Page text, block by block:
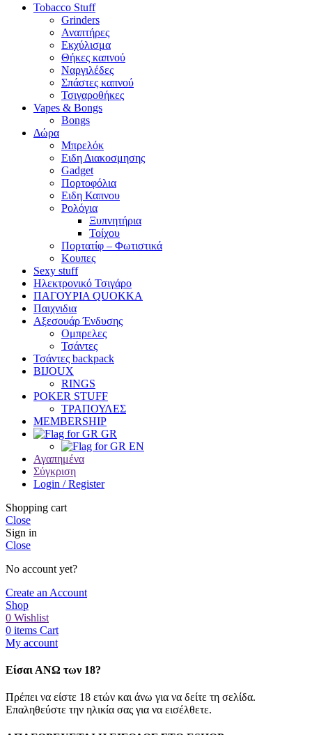
Tobacco Stuff
Grinders
Αναπτήρες
Εκχύλισμα
Θήκες καπνού
Ναργιλέδες
Σπάστες καπνού
Τσιγαροθήκες
Vapes & Bongs
Bongs
Δώρα
Μπρελόκ
Eιδη Διακοσμησης
Gadget
Πορτοφόλια
Ειδη Καπνου
Ρολόγια
Ξυπνητήρια
Τοίχου
Πορτατίφ – Φωτιστικά
Κουπες
Sexy stuff
Ηλεκτρονικό Τσιγάρο
ΠΑΓΟΥΡΙΑ QUOKKA
Παιχνιδια
Αξεσουάρ Ένδυσης
Oμπρελες
Τσάντες
Τσάντες backpack
BIJOUX
RINGS
POKER STUFF
ΤΡΑΠΟΥΛΕΣ
MEMBERSHIP
GR
EN
Αγαπημένα
Σύγκριση
Login / Register
Shopping cart
Close
Sign in
Close
No account yet?
Create an Account
Shop
0 Wishlist
0 items Cart
My account
Είσαι ΑΝΩ των 18?
Πρέπει να είστε 18 ετών και άνω για να δείτε τη σελίδα.
Επαληθεύστε την ηλικία σας για να εισέλθετε.